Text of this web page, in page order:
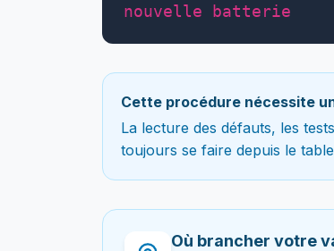
nouvelle batterie
Cette procédure nécessite
La lecture des défauts, les
toujours se faire depuis le
Où brancher votre